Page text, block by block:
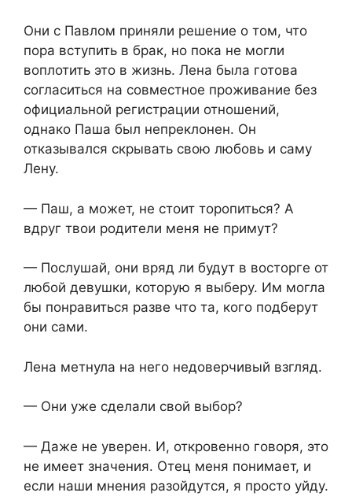
Они с Павлом приняли решение о том, что
пора вступить в брак, но пока не могли
воплотить это в жизнь. Лена была готова
согласиться на совместное проживание без
официальной регистрации отношений,
однако Паша был непреклонен. Он
отказывался скрывать свою любовь и саму
Лену.
— Паш, а может, не стоит торопиться? А
вдруг твои родители меня не примут?
— Послушай, они вряд ли будут в восторге от
любой девушки, которую я выберу. Им могла
бы понравиться разве что та, кого подберут
они сами.
Лена метнула на него недоверчивый взгляд.
— Они уже сделали свой выбор?
— Даже не уверен. И, откровенно говоря, это
не имеет значения. Отец меня понимает, и
если наши мнения разойдутся, я просто уйду.